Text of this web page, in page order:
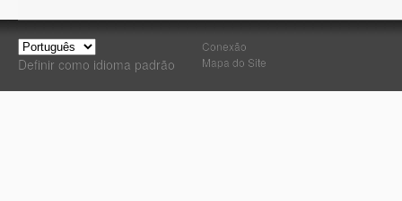
Definir como idioma padrão
Conexão
Mapa do Site